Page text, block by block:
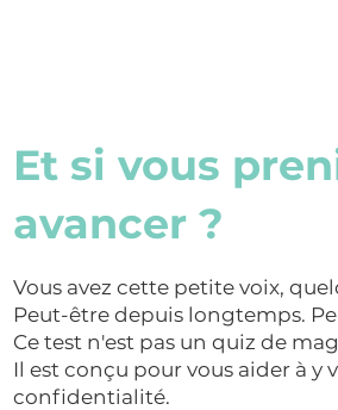
Et si vous
avancer ?
Vous avez cette petite voix,
Peut-être depuis longtemps.
Ce test n'est pas un quiz de
Il est conçu pour vous aider à
confidentialité.